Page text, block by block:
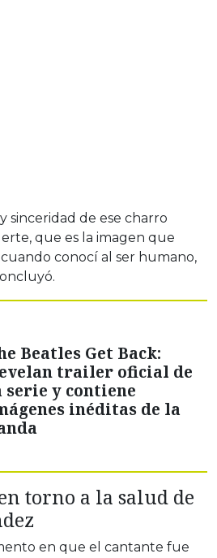
sinceridad de ese charro
que es la imagen que
conocí al ser humano,
Beatles Get Back:
trailer oficial de
serie y contiene
inéditas de la
torno a la salud de
en que el cantante fue